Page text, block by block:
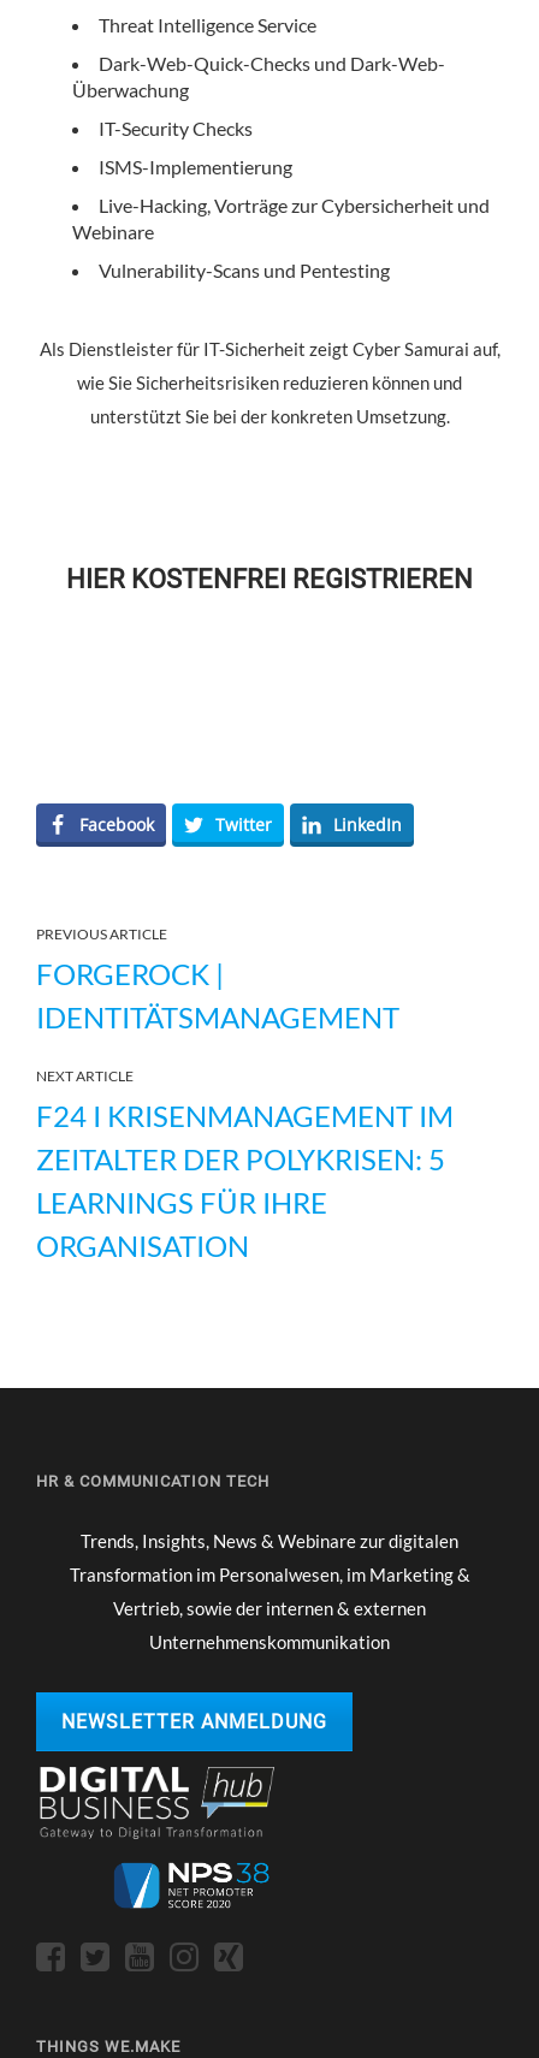
Threat Intelligence Service
Dark-Web-Quick-Checks und Dark-Web-
Überwachung
IT-Security Checks
ISMS-Implementierung
Live-Hacking, Vorträge zur Cybersicherheit und
Webinare
Vulnerability-Scans und Pentesting
Als Dienstleister für IT-Sicherheit zeigt Cyber Samurai auf,
wie Sie Sicherheitsrisiken reduzieren können und
unterstützt Sie bei der konkreten Umsetzung.
HIER KOSTENFREI REGISTRIEREN
Facebook Twitter LinkedIn
PREVIOUS ARTICLE
FORGEROCK |
IDENTITÄTSMANAGEMENT
NEXT ARTICLE
F24 I KRISENMANAGEMENT IM
ZEITALTER DER POLYKRISEN: 5
LEARNINGS FÜR IHRE
ORGANISATION
HR & COMMUNICATION TECH
Trends, Insights, News & Webinare zur digitalen
Transformation im Personalwesen, im Marketing &
Vertrieb, sowie der internen & externen
Unternehmenskommunikation
NEWSLETTER ANMELDUNG
THINGS WE.MAKE